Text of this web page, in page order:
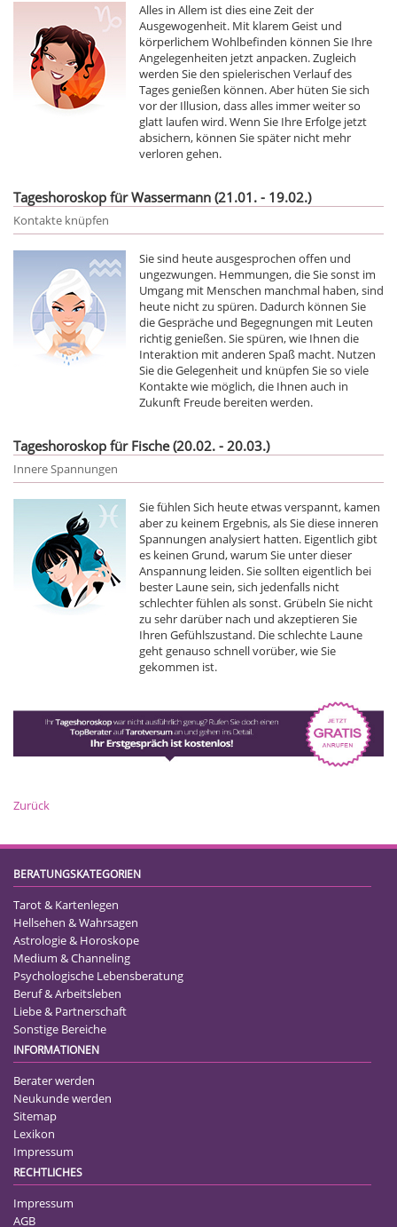
Alles in Allem ist dies eine Zeit der
Ausgewogenheit. Mit klarem Geist und
körperlichem Wohlbefinden können Sie Ihre
Angelegenheiten jetzt anpacken. Zugleich
werden Sie den spielerischen Verlauf des
Tages genießen können. Aber hüten Sie sich
vor der Illusion, dass alles immer weiter so
glatt laufen wird. Wenn Sie Ihre Erfolge jetzt
absichern, können Sie später nicht mehr
verloren gehen.
Tageshoroskop für Wassermann (21.01. - 19.02.)
Kontakte knüpfen
Sie sind heute ausgesprochen offen und
ungezwungen. Hemmungen, die Sie sonst im
Umgang mit Menschen manchmal haben, sind
heute nicht zu spüren. Dadurch können Sie
die Gespräche und Begegnungen mit Leuten
richtig genießen. Sie spüren, wie Ihnen die
Interaktion mit anderen Spaß macht. Nutzen
Sie die Gelegenheit und knüpfen Sie so viele
Kontakte wie möglich, die Ihnen auch in
Zukunft Freude bereiten werden.
Tageshoroskop für Fische (20.02. - 20.03.)
Innere Spannungen
Sie fühlen Sich heute etwas verspannt, kamen
aber zu keinem Ergebnis, als Sie diese inneren
Spannungen analysiert hatten. Eigentlich gibt
es keinen Grund, warum Sie unter dieser
Anspannung leiden. Sie sollten eigentlich bei
bester Laune sein, sich jedenfalls nicht
schlechter fühlen als sonst. Grübeln Sie nicht
zu sehr darüber nach und akzeptieren Sie
Ihren Gefühlszustand. Die schlechte Laune
geht genauso schnell vorüber, wie Sie
gekommen ist.
Zurück
BERATUNGSKATEGORIEN
Tarot & Kartenlegen
Hellsehen & Wahrsagen
Astrologie & Horoskope
Medium & Channeling
Psychologische Lebensberatung
Beruf & Arbeitsleben
Liebe & Partnerschaft
Sonstige Bereiche
INFORMATIONEN
Berater werden
Neukunde werden
Sitemap
Lexikon
Impressum
RECHTLICHES
Impressum
AGB